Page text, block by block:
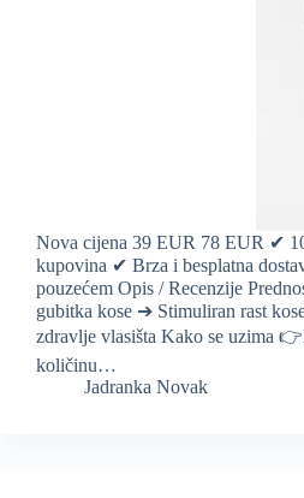
Nova cijena 39 EUR 78 EUR ✔
kupovina ✔ Brza i besplatna
pouzećem Opis / Recenzije
gubitka kose ➔ Stimuliran rast
zdravlje vlasišta Kako se uzima
količinu…
Jadranka Novak